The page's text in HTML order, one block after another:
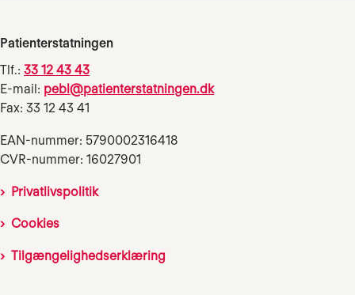
Patienterstatningen
Tlf.: 33 12 43 43
E-mail: pebl@patienterstatningen.dk
Fax: 33 12 43 41
EAN-nummer: 5790002316418
CVR-nummer: 16027901
Privatlivspolitik
Cookies
Tilgængelighedserklæring